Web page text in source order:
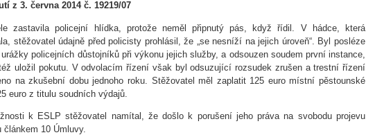
z 3. června 2014 č. 19219/07
zastavila policejní hlídka, protože neměl připnutý pás, když řídil. V hádce, která
stěžovatel údajně před policisty prohlásil, že „se nesníží na jejich úroveň“. Byl posléze
policejních důstojníků při výkonu jejich služby, a odsouzen soudem první instance,
uložil pokutu. V odvolacím řízení však byl odsuzující rozsudek zrušen a trestní řízení
na zkušební dobu jednoho roku. Stěžovatel měl zaplatit 125 euro místní pěstounské
euro z titulu soudních výdajů.
k ESLP stěžovatel namítal, že došlo k porušení jeho práva na svobodu projevu
článkem 10 Úmluvy.